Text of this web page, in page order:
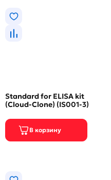
Standard for ELISA kit
(Cloud-Clone) (IS001-3)